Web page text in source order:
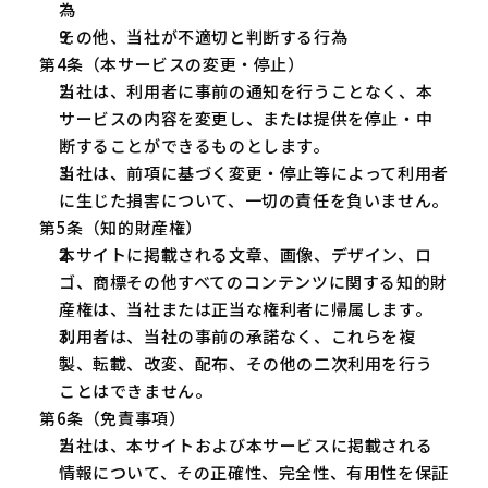
為
その他、当社が不適切と判断する行為
第4条（本サービスの変更・停止）
当社は、利用者に事前の通知を行うことなく、本
サービスの内容を変更し、または提供を停止・中
断することができるものとします。
当社は、前項に基づく変更・停止等によって利用者
に生じた損害について、一切の責任を負いません。
第5条（知的財産権）
本サイトに掲載される文章、画像、デザイン、ロ
ゴ、商標その他すべてのコンテンツに関する知的財
産権は、当社または正当な権利者に帰属します。
利用者は、当社の事前の承諾なく、これらを複
製、転載、改変、配布、その他の二次利用を行う
ことはできません。
第6条（免責事項）
当社は、本サイトおよび本サービスに掲載される
情報について、その正確性、完全性、有用性を保証